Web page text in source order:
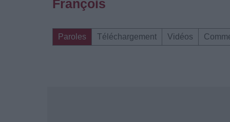
François
Paroles Téléchargement Vidéos